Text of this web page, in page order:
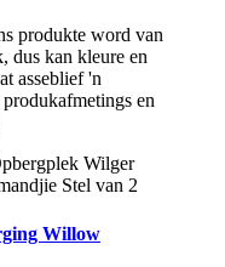
produkte word van
dus kan kleure en
asseblief 'n
en
Willow